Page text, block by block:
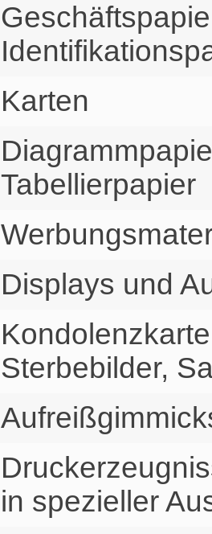
Karten
Tabellierpapier
Displays und
Sterbebilder,
in spezieller